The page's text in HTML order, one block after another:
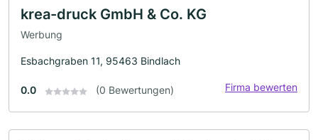
krea-druck GmbH & Co. KG
Werbung
Esbachgraben 11, 95463 Bindlach
0.0 (0 Bewertungen) Firma bewerten